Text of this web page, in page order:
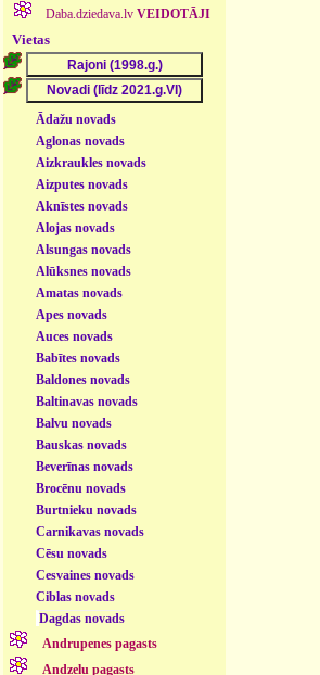
Daba.dziedava.lv VEIDOTĀJI
Vietas
Ādažu novads
Aglonas novads
Aizkraukles novads
Aizputes novads
Aknīstes novads
Alojas novads
Alsungas novads
Alūksnes novads
Amatas novads
Apes novads
Auces novads
Babītes novads
Baldones novads
Baltinavas novads
Balvu novads
Bauskas novads
Beverīnas novads
Brocēnu novads
Burtnieku novads
Carnikavas novads
Cēsu novads
Cesvaines novads
Ciblas novads
Dagdas novads
Andrupenes pagasts
Andzeļu pagasts